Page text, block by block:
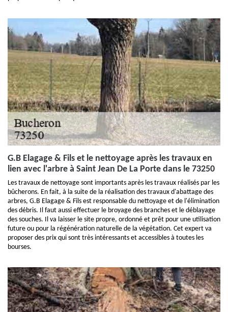
G.B Elagage & Fils et le nettoyage après les travaux en
lien avec l'arbre à Saint Jean De La Porte dans le 73250
Les travaux de nettoyage sont importants après les travaux réalisés par les
bûcherons. En fait, à la suite de la réalisation des travaux d'abattage des
arbres, G.B Elagage & Fils est responsable du nettoyage et de l'élimination
des débris. Il faut aussi effectuer le broyage des branches et le déblayage
des souches. Il va laisser le site propre, ordonné et prêt pour une utilisation
future ou pour la régénération naturelle de la végétation. Cet expert va
proposer des prix qui sont très intéressants et accessibles à toutes les
bourses.